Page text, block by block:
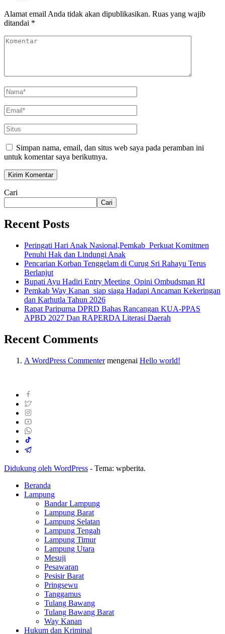
Alamat email Anda tidak akan dipublikasikan. Ruas yang wajib
ditandai *
Simpan nama, email, dan situs web saya pada peramban ini
untuk komentar saya berikutnya.
Cari
Cari
Recent Posts
Peringati Hari Anak Nasional,Pemkab Perkuat Komitmen
Penuhi Hak dan Lindungi Anak
Pencarian Korban Tenggelam di Curug Sri Rahayu Terus
Berlanjut
Bupati Ayu Hadiri Entry Meeting Opini Ombudsman RI
Pemkab Way Kanan siap siaga Hadapi Ancaman Kekeringan
dan Karhutla Tahun 2026
Rapat Paripurna DPRD Bahas Rancangan KUA-PPAS
APBD 2027 Dan RAPERDA Literasi Daerah
Recent Comments
A WordPress Commentermengenai Hello world!
Didukung oleh WordPress - Tema: wpberita.
Beranda
Lampung
Bandar Lampung
Lampung Barat
Lampung Selatan
Lampung Tengah
Lampung Timur
Lampung Utara
Mesuji
Pesawaran
Pesisir Barat
Pringsewu
Tanggamus
Tulang Bawang
Tulang Bawang Barat
Way Kanan
Hukum dan Kriminal